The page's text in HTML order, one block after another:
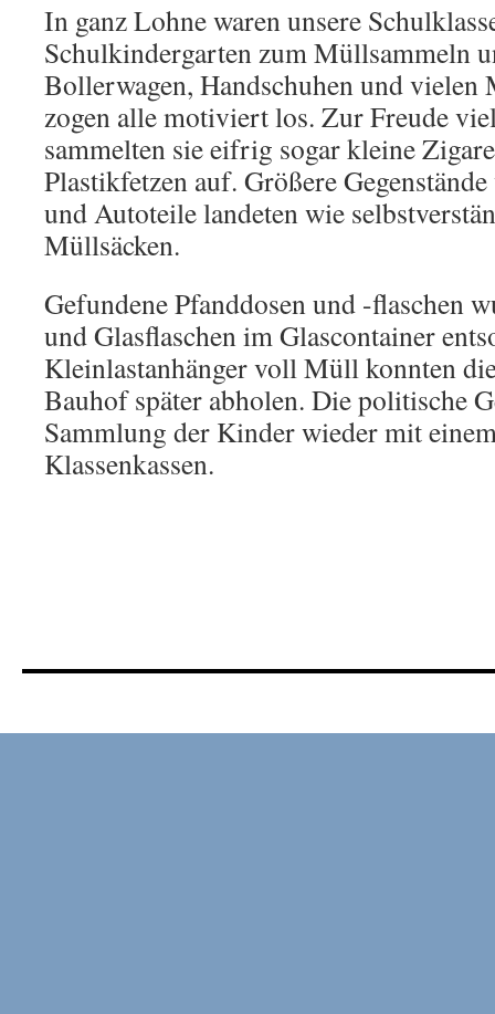
In ganz Lohne waren unsere
Schulkindergarten zum Müllsammeln
Bollerwagen, Handschuhen und
zogen alle motiviert los. Zur Freude
sammelten sie eifrig sogar kleine
Plastikfetzen auf. Größere
und Autoteile landeten wie
Müllsäcken.
Gefundene Pfanddosen und -flaschen
und Glasflaschen im Glascontainer
Kleinlastanhänger voll Müll konnten
Bauhof später abholen. Die politische
Sammlung der Kinder wieder mit
Klassenkassen.